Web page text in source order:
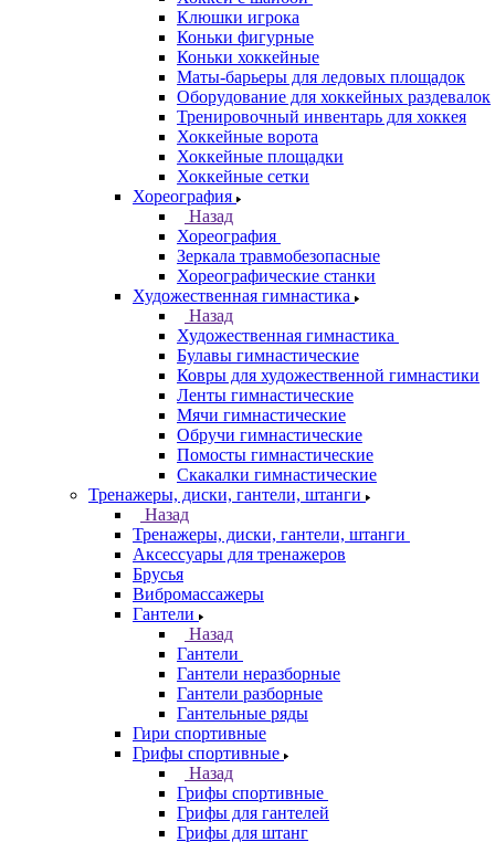
Клюшки игрока
Коньки фигурные
Коньки хоккейные
Маты-барьеры для ледовых площадок
Оборудование для хоккейных раздевалок
Тренировочный инвентарь для хоккея
Хоккейные ворота
Хоккейные площадки
Хоккейные сетки
Хореография
Назад
Хореография
Зеркала травмобезопасные
Хореографические станки
Художественная гимнастика
Назад
Художественная гимнастика
Булавы гимнастические
Ковры для художественной гимнастики
Ленты гимнастические
Мячи гимнастические
Обручи гимнастические
Помосты гимнастические
Скакалки гимнастические
Тренажеры, диски, гантели, штанги
Назад
Тренажеры, диски, гантели, штанги
Аксессуары для тренажеров
Брусья
Вибромассажеры
Гантели
Назад
Гантели
Гантели неразборные
Гантели разборные
Гантельные ряды
Гири спортивные
Грифы спортивные
Назад
Грифы спортивные
Грифы для гантелей
Грифы для штанг